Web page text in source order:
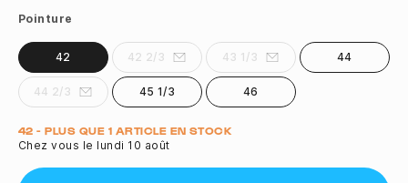
Pointure
42 42 2/3 43 1/3 44
44 2/3 45 1/3 46
Quantité
42 - PLUS QUE 1 ARTICLE EN STOCK
Chez vous le lundi 10 août